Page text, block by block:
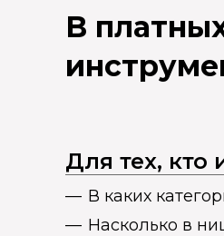
В
Для тех,
В каких
Насколько в